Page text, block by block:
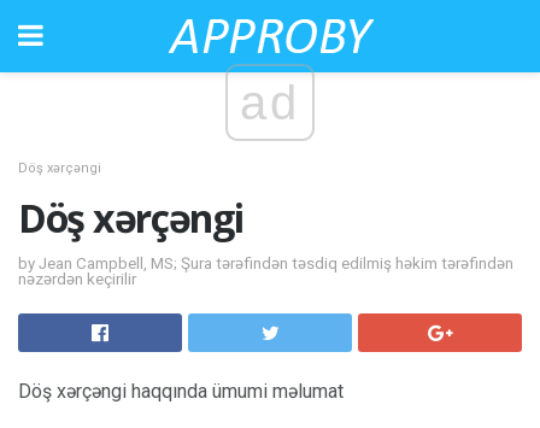
ad
Döş xərçəngi
Döş xərçəngi
by Jean Campbell, MS; Şura tərəfindən təsdiq edilmiş həkim tərəfindən
nəzərdən keçirilir
Döş xərçəngi haqqında ümumi məlumat